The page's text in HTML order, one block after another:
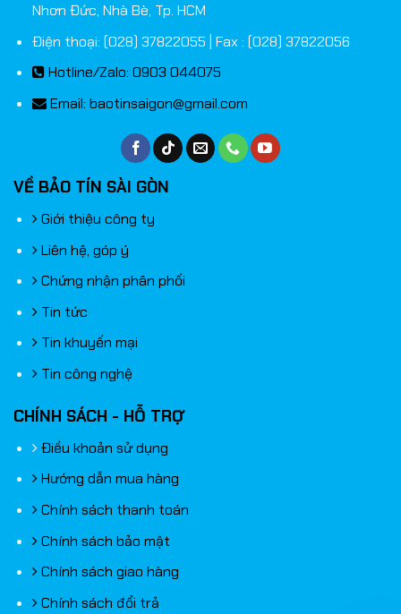
Nhơn Đức, Nhà Bè, Tp. HCM
Điện thoại: (028) 37822055 | Fax : (028) 37822056
Hotline/Zalo: 0903 044075
Email: baotinsaigon@gmail.com
VỀ BẢO TÍN SÀI GÒN
Giới thiệu công ty
Liên hệ, góp ý
Chứng nhận phân phối
Tin tức
Tin khuyến mại
Tin công nghệ
CHÍNH SÁCH - HỖ TRỢ
Điều khoản sử dụng
Hướng dẫn mua hàng
Chính sách thanh toán
Chính sách bảo mật
Chính sách giao hàng
Chính sách đổi trả